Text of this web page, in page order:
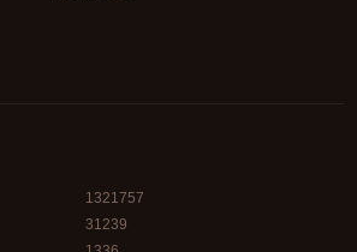
1321757
31239